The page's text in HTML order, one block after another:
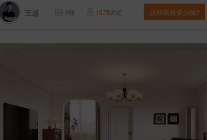
王超 6张 1678浏览 这样装修多少钱?